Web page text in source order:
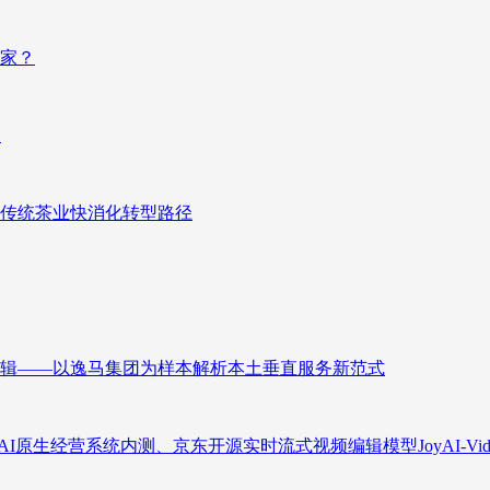
？
统茶业快消化转型路径
——以逸马集团为样本解析本土垂直服务新范式
生经营系统内测、京东开源实时流式视频编辑模型JoyAI-